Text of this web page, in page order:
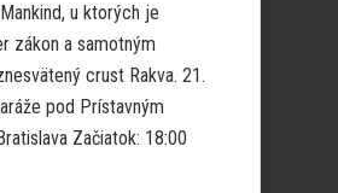
u ktorých je
zákon a samotným
crust Rakva. 21.
pod Prístavným
Začiatok: 18:00